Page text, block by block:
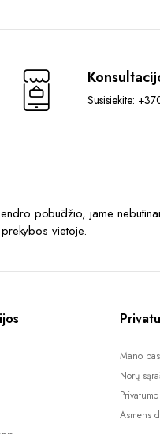
Susisiekite:
pobūdžio, jame
vietoje.
Mano
Norų
Asmens